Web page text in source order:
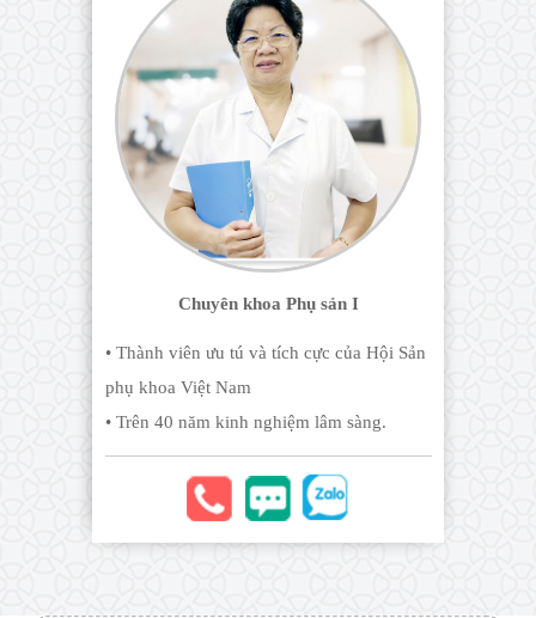
Chuyên khoa Phụ sản I
• Thành viên ưu tú và tích cực của Hội Sản
phụ khoa Việt Nam
• Trên 40 năm kinh nghiệm lâm sàng.